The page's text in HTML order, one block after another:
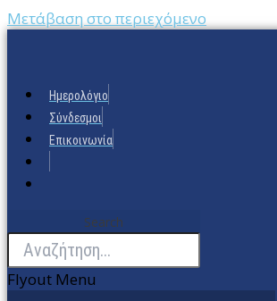
Μετάβαση στο περιεχόμενο
Ημερολόγιο
Σύνδεσμοι
Επικοινωνία
Search
Flyout Menu